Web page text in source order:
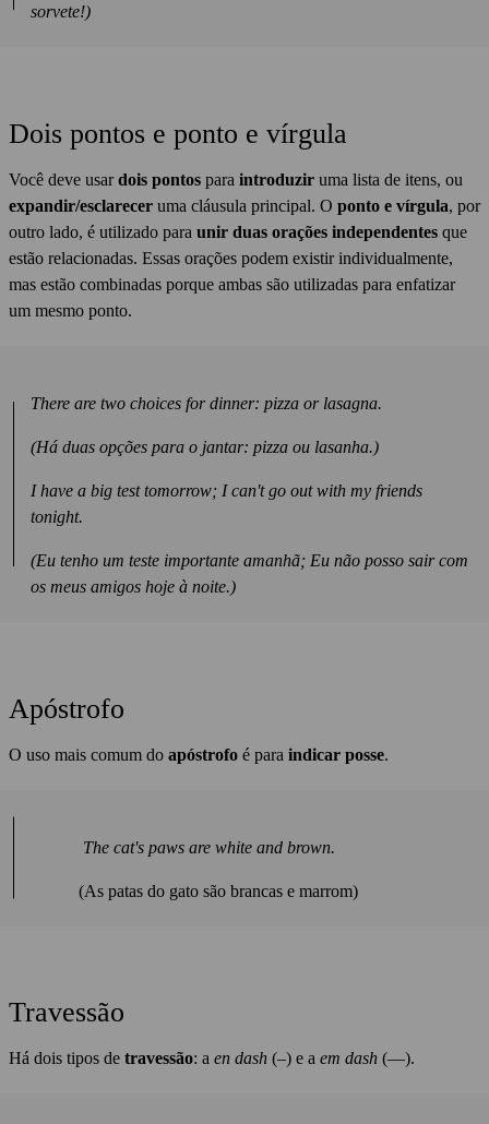
sorvete!)
Dois pontos e ponto e vírgula
Você deve usardois pontos para introduzir uma lista de itens, ou
expandir/esclarecer uma cláusula principal. O ponto e vírgula, por
outro lado, é utilizado para unir duas orações independentes que
estão relacionadas. Essas orações podem existir individualmente,
mas estão combinadas porque ambas são utilizadas para enfatizar
um mesmo ponto.
There are two choices for dinner: pizza or lasagna.
(Há duas opções para o jantar: pizza ou lasanha.)
I have a big test tomorrow; I can't go out with my friends
tonight.
(Eu tenho um teste importante amanhã; Eu não posso sair com
os meus amigos hoje à noite.)
Apóstrofo
O uso mais comum do apóstrofo é para indicar posse.
The cat's paws are white and brown.
(As patas do gato são brancas e marrom)
Travessão
Há dois tipos de travessão: a en dash (–) e a em dash (—).